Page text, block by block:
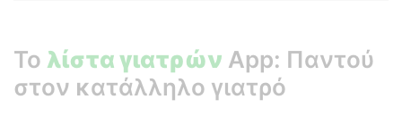
Το λίστα γιατρών App: Παντού
στον κατάλληλο γιατρό